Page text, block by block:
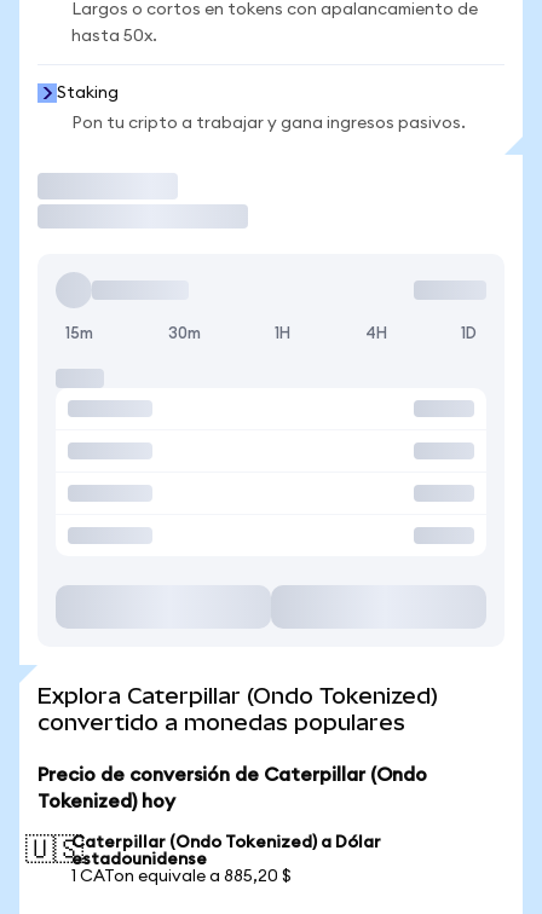
Largos o cortos en tokens con apalancamiento de
hasta 50x.
Staking
Pon tu cripto a trabajar y gana ingresos pasivos.
15m 30m 1H 4H 1D
Explora Caterpillar (Ondo Tokenized)
convertido a monedas populares
Precio de conversión de Caterpillar (Ondo
Tokenized) hoy
🇺🇸Caterpillar (Ondo Tokenized) a Dólar
estadounidense
1 CATon equivale a 885,20 $